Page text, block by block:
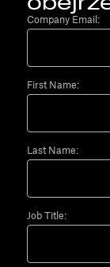
Company Email:
First Name:
Last Name:
Job Title: